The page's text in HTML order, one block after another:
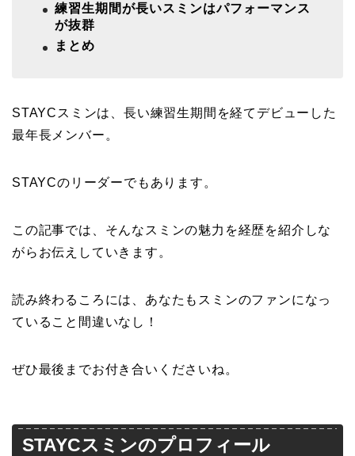
練習生期間が長いスミンはパフォーマンス
が抜群
まとめ
STAYCスミンは、長い練習生期間を経てデビューした
最年長メンバー。
STAYCのリーダーでもあります。
この記事では、そんなスミンの魅力を経歴を紹介しな
がらお伝えしていきます。
読み終わるころには、あなたもスミンのファンになっ
ていること間違いなし！
ぜひ最後までお付き合いくださいね。
STAYCスミンのプロフィール